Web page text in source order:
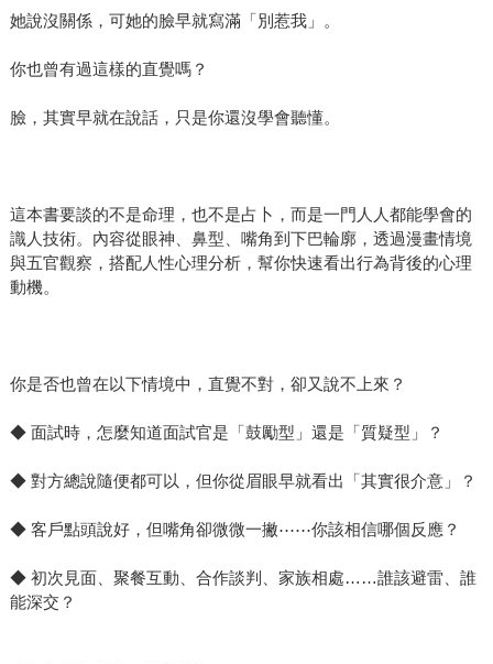
她說沒關係，可她的臉早就寫滿「別惹我」。
你也曾有過這樣的直覺嗎？
臉，其實早就在說話，只是你還沒學會聽懂。
這本書要談的不是命理，也不是占卜，而是一門人人都能學會的
識人技術。內容從眼神、鼻型、嘴角到下巴輪廓，透過漫畫情境
與五官觀察，搭配人性心理分析，幫你快速看出行為背後的心理
動機。
你是否也曾在以下情境中，直覺不對，卻又說不上來？
◆ 面試時，怎麼知道面試官是「鼓勵型」還是「質疑型」？
◆ 對方總說隨便都可以，但你從眉眼早就看出「其實很介意」？
◆ 客戶點頭說好，但嘴角卻微微一撇⋯⋯你該相信哪個反應？
◆ 初次見面、聚餐互動、合作談判、家族相處……誰該避雷、誰
能深交？